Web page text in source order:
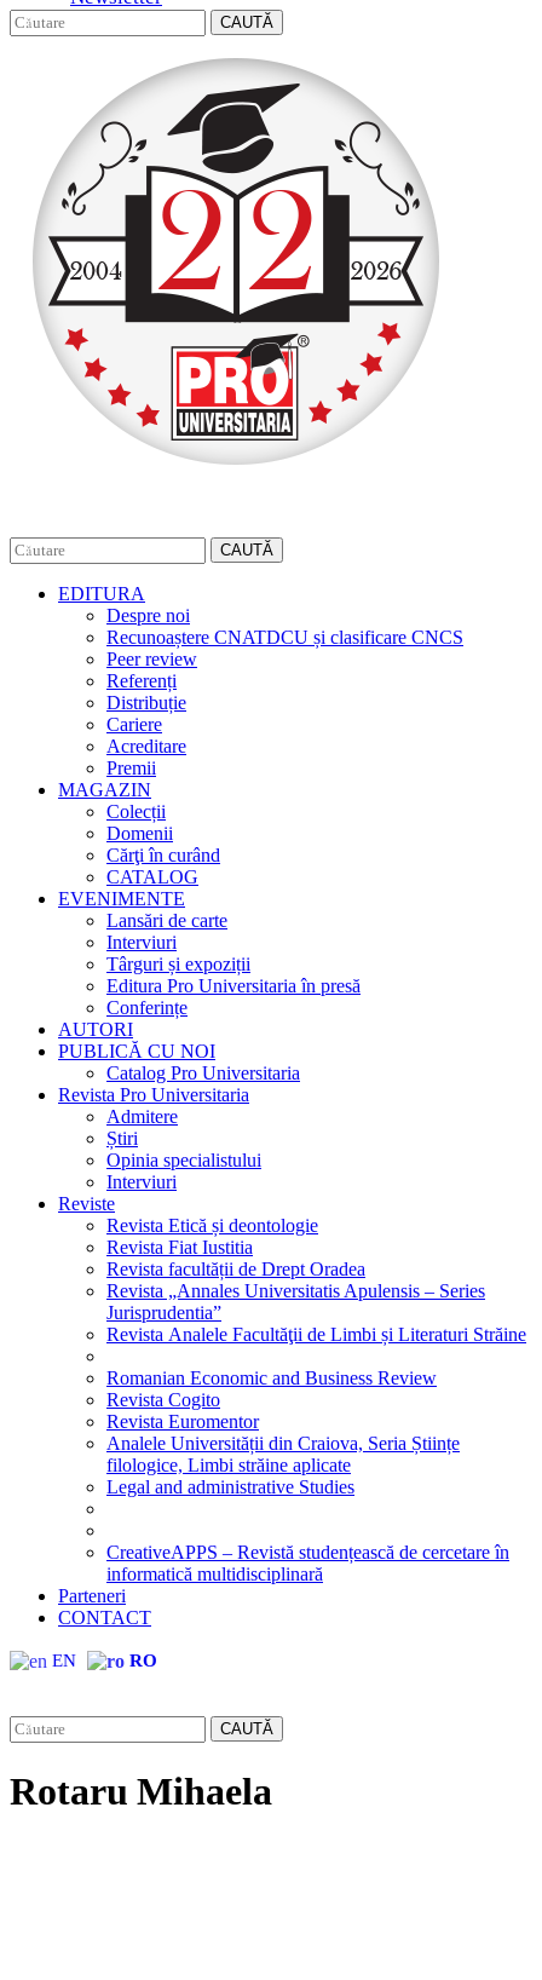
CAUTĂ
CAUTĂ
EDITURA
Despre noi
Recunoaștere CNATDCU și clasificare CNCS
Peer review
Referenți
Distribuție
Cariere
Acreditare
Premii
MAGAZIN
Colecții
Domenii
Cărţi în curând
CATALOG
EVENIMENTE
Lansări de carte
Interviuri
Târguri și expoziții
Editura Pro Universitaria în presă
Conferințe
AUTORI
PUBLICĂ CU NOI
Catalog Pro Universitaria
Revista Pro Universitaria
Admitere
Știri
Opinia specialistului
Interviuri
Reviste
Revista Etică și deontologie
Revista Fiat Iustitia
Revista facultății de Drept Oradea
Revista „Annales Universitatis Apulensis – Series
Jurisprudentia”
Revista Analele Facultăţii de Limbi și Literaturi Străine
Romanian Economic and Business Review
Revista Cogito
Revista Euromentor
Analele Universității din Craiova, Seria Științe
filologice, Limbi străine aplicate
Legal and administrative Studies
CreativeAPPS – Revistă studențească de cercetare în
informatică multidisciplinară
Parteneri
CONTACT
EN RO
CAUTĂ
Rotaru Mihaela